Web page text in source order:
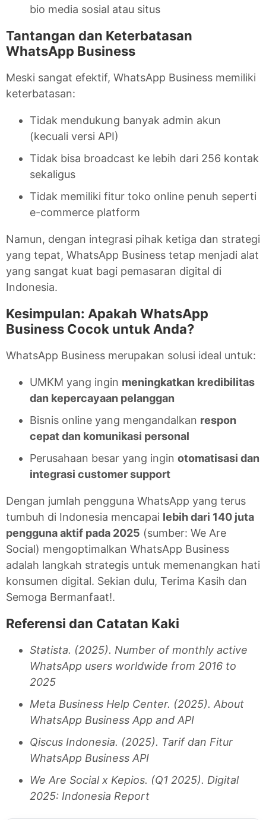
bio media sosial atau situs
Tantangan dan Keterbatasan
WhatsApp Business
Meski sangat efektif, WhatsApp Business memiliki
keterbatasan:
Tidak mendukung banyak admin akun
(kecuali versi API)
Tidak bisa broadcast ke lebih dari 256 kontak
sekaligus
Tidak memiliki fitur toko online penuh seperti
e-commerce platform
Namun, dengan integrasi pihak ketiga dan strategi
yang tepat, WhatsApp Business tetap menjadi alat
yang sangat kuat bagi pemasaran digital di
Indonesia.
Kesimpulan: Apakah WhatsApp
Business Cocok untuk Anda?
WhatsApp Business merupakan solusi ideal untuk:
UMKM yang ingin meningkatkan kredibilitas
dan kepercayaan pelanggan
Bisnis online yang mengandalkan respon
cepat dan komunikasi personal
Perusahaan besar yang ingin otomatisasi dan
integrasi customer support
Dengan jumlah pengguna WhatsApp yang terus
tumbuh di Indonesia mencapai lebih dari 140 juta
pengguna aktif pada 2025 (sumber: We Are
Social) mengoptimalkan WhatsApp Business
adalah langkah strategis untuk memenangkan hati
konsumen digital. Sekian dulu, Terima Kasih dan
Semoga Bermanfaat!.
Referensi dan Catatan Kaki
Statista. (2025). Number of monthly active
WhatsApp users worldwide from 2016 to
2025
Meta Business Help Center. (2025). About
WhatsApp Business App and API
Qiscus Indonesia. (2025). Tarif dan Fitur
WhatsApp Business API
We Are Social x Kepios. (Q1 2025). Digital
2025: Indonesia Report